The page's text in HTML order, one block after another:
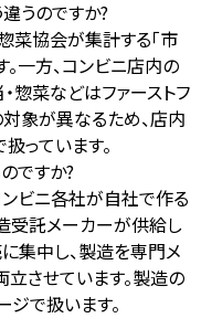
うのですか?
菜協会が集計する「市
一方、コンビニ店内の
惣菜などはファーストフ
象が異なるため、店内
っています。
ですか?
ビニ各社が自社で作る
受託メーカーが供給し
集中し、製造を専門メ
させています。製造の
で扱います。